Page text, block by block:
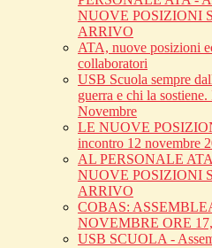
NUOVE POSIZIONI
ARRIVO
ATA, nuove posizioni
collaboratori
USB Scuola sempre
guerra e chi la
Novembre
LE NUOVE
incontro 12 novembre
AL PERSONALE
NUOVE POSIZIONI
ARRIVO
COBAS:
NOVEMBRE ORE
USB SCUOLA -